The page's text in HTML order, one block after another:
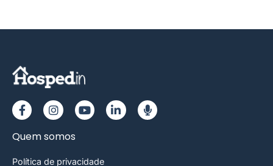
Quem somos
Política de privacidade